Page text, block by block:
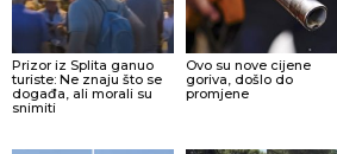
Prizor iz Splita ganuo
turiste: Ne znaju što se
događa, ali morali su
snimiti
Ovo su nove cijene
goriva, došlo do
promjene